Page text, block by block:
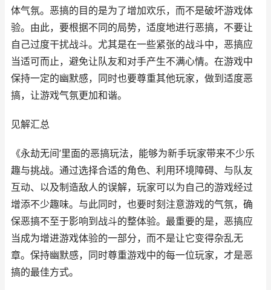
体气氛。恶搞的目的是为了增加欢乐，而不是破坏游戏体
验。由此，要根据不同的局势，适度地进行恶搞，不要让
自己过度干扰战斗。尤其是在一些紧张的战斗中，恶搞应
当适可而止，避免让队友和对手产生不满心情。在游戏中
保持一定的幽默感，同时也要尊重其他玩家，做到适度恶
搞，让游戏气氛更加和谐。
见解汇总
《永劫无间’里面的恶搞玩法，能够为新手玩家带来不少乐
趣与挑战。通过选择合适的角色、利用环境障碍、与队友
互动、以及制造敌人的误解，玩家可以为自己的游戏经过
增添不少趣味。与此同时，也要时刻注意游戏的气氛，确
保恶搞不至于影响到战斗的整体验。最重要的是，恶搞应
当成为增进游戏体验的一部分，而不是让它变得杂乱无
章。保持幽默感，同时尊重游戏中的每一位玩家，才是恶
搞的最佳方式。